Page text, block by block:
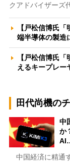
クアドバイザーズ
【戸松信博氏
端半導体の製
【戸松信博氏
えるキープレ
田代尚機の
中
か
中国経済に精通